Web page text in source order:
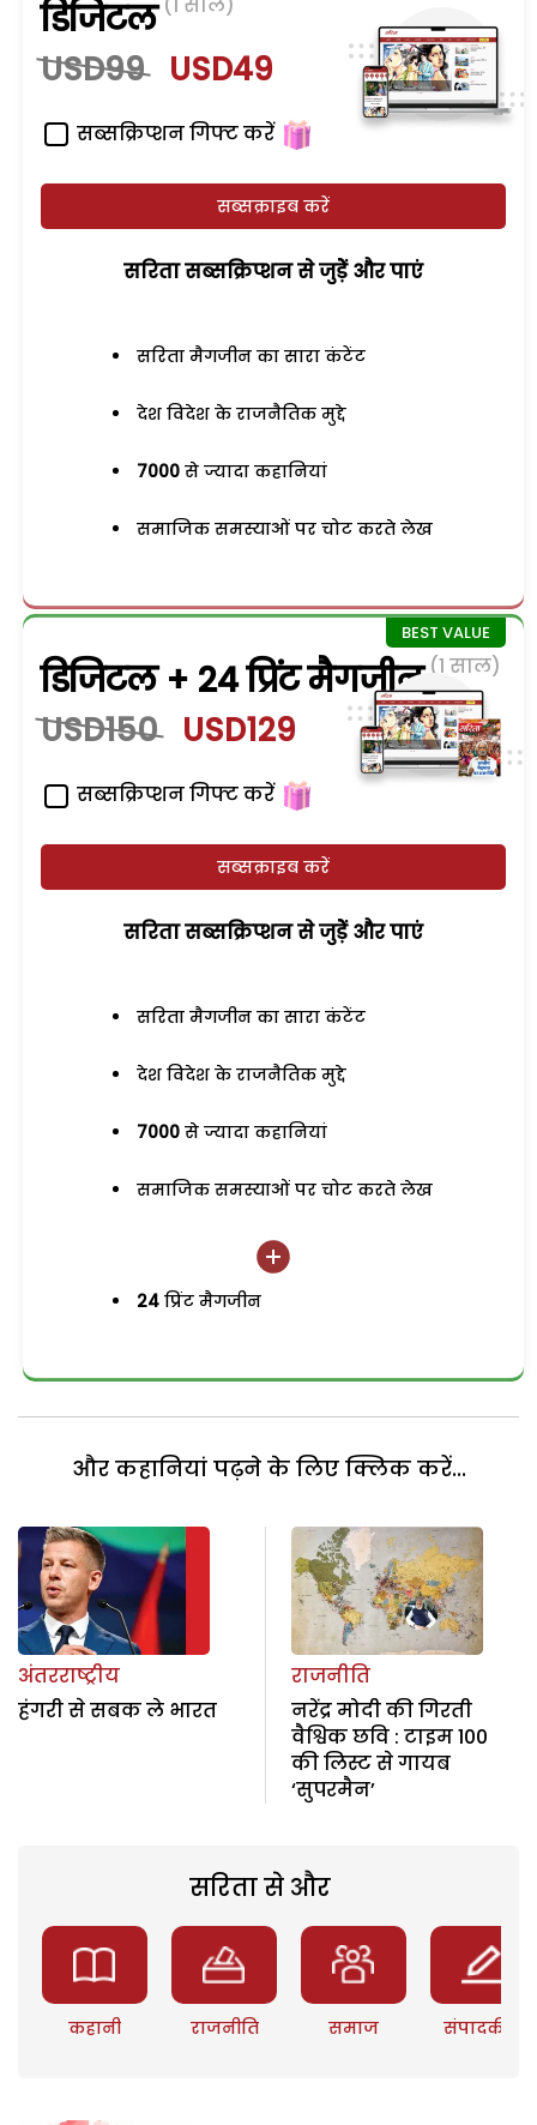
डिजिटल
USD99 USD49
सब्सक्रिप्शन गिफ्ट करें
सब्सक्राइब करें
सरिता सब्सक्रिप्शन से जुड़ेें और पाएं
सरिता मैगजीन का सारा कंटेंट
देश विदेश के राजनैतिक मुद्दे
7000 से ज्यादा कहानियां
समाजिक समस्याओं पर चोट करते लेख
डिजिटल + 24 प्रिंट मैगजीन (1 साल)
USD150 USD129
सब्सक्रिप्शन गिफ्ट करें
सब्सक्राइब करें
सरिता सब्सक्रिप्शन से जुड़ेें और पाएं
सरिता मैगजीन का सारा कंटेंट
देश विदेश के राजनैतिक मुद्दे
7000 से ज्यादा कहानियां
समाजिक समस्याओं पर चोट करते लेख
24 प्रिंट मैगजीन
और कहानियां पढ़ने के लिए क्लिक करें...
अंतरराष्ट्रीय
हंगरी से सबक ले भारत
राजनीति
नरेंद्र मोदी की गिरती
वैश्विक छवि : टाइम 100
की लिस्ट से गायब
‘सुपरमैन’
सरिता से और
कहानी राजनीति समाज संपादकीय